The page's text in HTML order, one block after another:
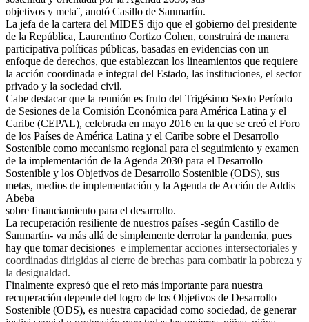
objetivos y meta¨, anotó Casillo de Sanmartín.
La jefa de la cartera del MIDES dijo que el gobierno del presidente
de la República, Laurentino Cortizo Cohen, construirá de manera
participativa políticas públicas, basadas en evidencias con un
enfoque de derechos, que establezcan los lineamientos que requiere
la acción coordinada e integral del Estado, las instituciones, el sector
privado y la sociedad civil.
Cabe destacar que la reunión es fruto del Trigésimo Sexto Período
de Sesiones de la Comisión Económica para América Latina y el
Caribe (CEPAL), celebrada en mayo 2016 en la que se creó el Foro
de los Países de América Latina y el Caribe sobre el Desarrollo
Sostenible como mecanismo regional para el seguimiento y examen
de la implementación de la Agenda 2030 para el Desarrollo
Sostenible y los Objetivos de Desarrollo Sostenible (ODS), sus
metas, medios de implementación y la Agenda de Acción de Addis
Abeba
sobre financiamiento para el desarrollo.
La recuperación resiliente de nuestros países -según Castillo de
Sanmartín- va más allá de simplemente derrotar la pandemia, pues
hay que tomar decisiones e implementar acciones intersectoriales y
coordinadas dirigidas al cierre de brechas para combatir la pobreza y
la desigualdad.
Finalmente expresó que el reto más importante para nuestra
recuperación depende del logro de los Objetivos de Desarrollo
Sostenible (ODS), es nuestra capacidad como sociedad, de generar